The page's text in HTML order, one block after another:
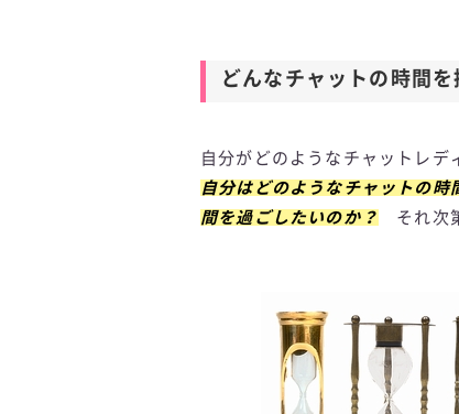
どんなチャットの時間を
自分がどのようなチャットレデ
自分はどのようなチャットの
間を過ごしたいのか？
それ次